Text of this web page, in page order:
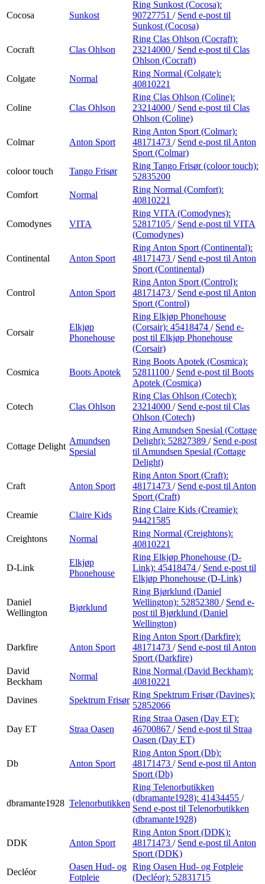
Cocosa Sunkost
Ring Sunkost (Cocosa):
90727751 / Send e-post til
Sunkost (Cocosa)
Cocraft Clas Ohlson
Ring Clas Ohlson (Cocraft):
23214000 / Send e-post til Clas
Ohlson (Cocraft)
Colgate
Normal
Ring Normal (Colgate):
40810221
Coline Clas Ohlson
Ring Clas Ohlson (Coline):
23214000 / Send e-post til Clas
Ohlson (Coline)
Colmar Anton Sport
Ring Anton Sport (Colmar):
48171473 / Send e-post til Anton
Sport (Colmar)
coloor touch
Tango Frisør
Ring Tango Frisør (coloor touch):
52835200
Comfort
Normal
Ring Normal (Comfort):
40810221
Comodynes VITA
Ring VITA (Comodynes):
52817105 / Send e-post til VITA
(Comodynes)
Continental Anton Sport
Ring Anton Sport (Continental):
48171473 / Send e-post til Anton
Sport (Continental)
Control Anton Sport
Ring Anton Sport (Control):
48171473 / Send e-post til Anton
Sport (Control)
Corsair
Elkjøp
Phonehouse
Ring Elkjøp Phonehouse
(Corsair): 45418474 / Send e-
post til Elkjøp Phonehouse
(Corsair)
Cosmica Boots Apotek
Ring Boots Apotek (Cosmica):
52811100 / Send e-post til Boots
Apotek (Cosmica)
Cotech Clas Ohlson
Ring Clas Ohlson (Cotech):
23214000 / Send e-post til Clas
Ohlson (Cotech)
Cottage Delight
Amundsen
Spesial
Ring Amundsen Spesial (Cottage
Delight): 52827389 / Send e-post
til Amundsen Spesial (Cottage
Delight)
Craft Anton Sport
Ring Anton Sport (Craft):
48171473 / Send e-post til Anton
Sport (Craft)
Creamie
Claire Kids
Ring Claire Kids (Creamie):
94421585
Creightons
Normal
Ring Normal (Creightons):
40810221
D-Link
Elkjøp
Phonehouse
Ring Elkjøp Phonehouse (D-
Link): 45418474 / Send e-post til
Elkjøp Phonehouse (D-Link)
Daniel
Wellington
Bjørklund
Ring Bjørklund (Daniel
Wellington): 52852380 / Send e-
post til Bjørklund (Daniel
Wellington)
Darkfire Anton Sport
Ring Anton Sport (Darkfire):
48171473 / Send e-post til Anton
Sport (Darkfire)
David
Beckham
Normal
Ring Normal (David Beckham):
40810221
Davines
Spektrum Frisør
Ring Spektrum Frisør (Davines):
52852066
Day ET Straa Oasen
Ring Straa Oasen (Day ET):
46700867 / Send e-post til Straa
Oasen (Day ET)
Db Anton Sport
Ring Anton Sport (Db):
48171473 / Send e-post til Anton
Sport (Db)
dbramante1928 Telenorbutikken
Ring Telenorbutikken
(dbramante1928): 41434455 /
Send e-post til Telenorbutikken
(dbramante1928)
DDK Anton Sport
Ring Anton Sport (DDK):
48171473 / Send e-post til Anton
Sport (DDK)
Decléor
Oasen Hud- og
Fotpleie
Ring Oasen Hud- og Fotpleie
(Decléor): 52831715